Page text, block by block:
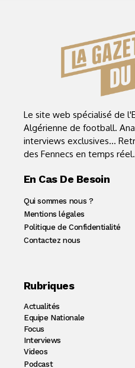
Le site web spécialisé de
Algérienne de football.
interviews exclusives...
des Fennecs en temps
En Cas De Besoin
Qui sommes nous ?
Mentions légales
Politique de Confidentialité
Contactez nous
Rubriques
Actualités
Equipe Nationale
Focus
Interviews
Videos
Podcast